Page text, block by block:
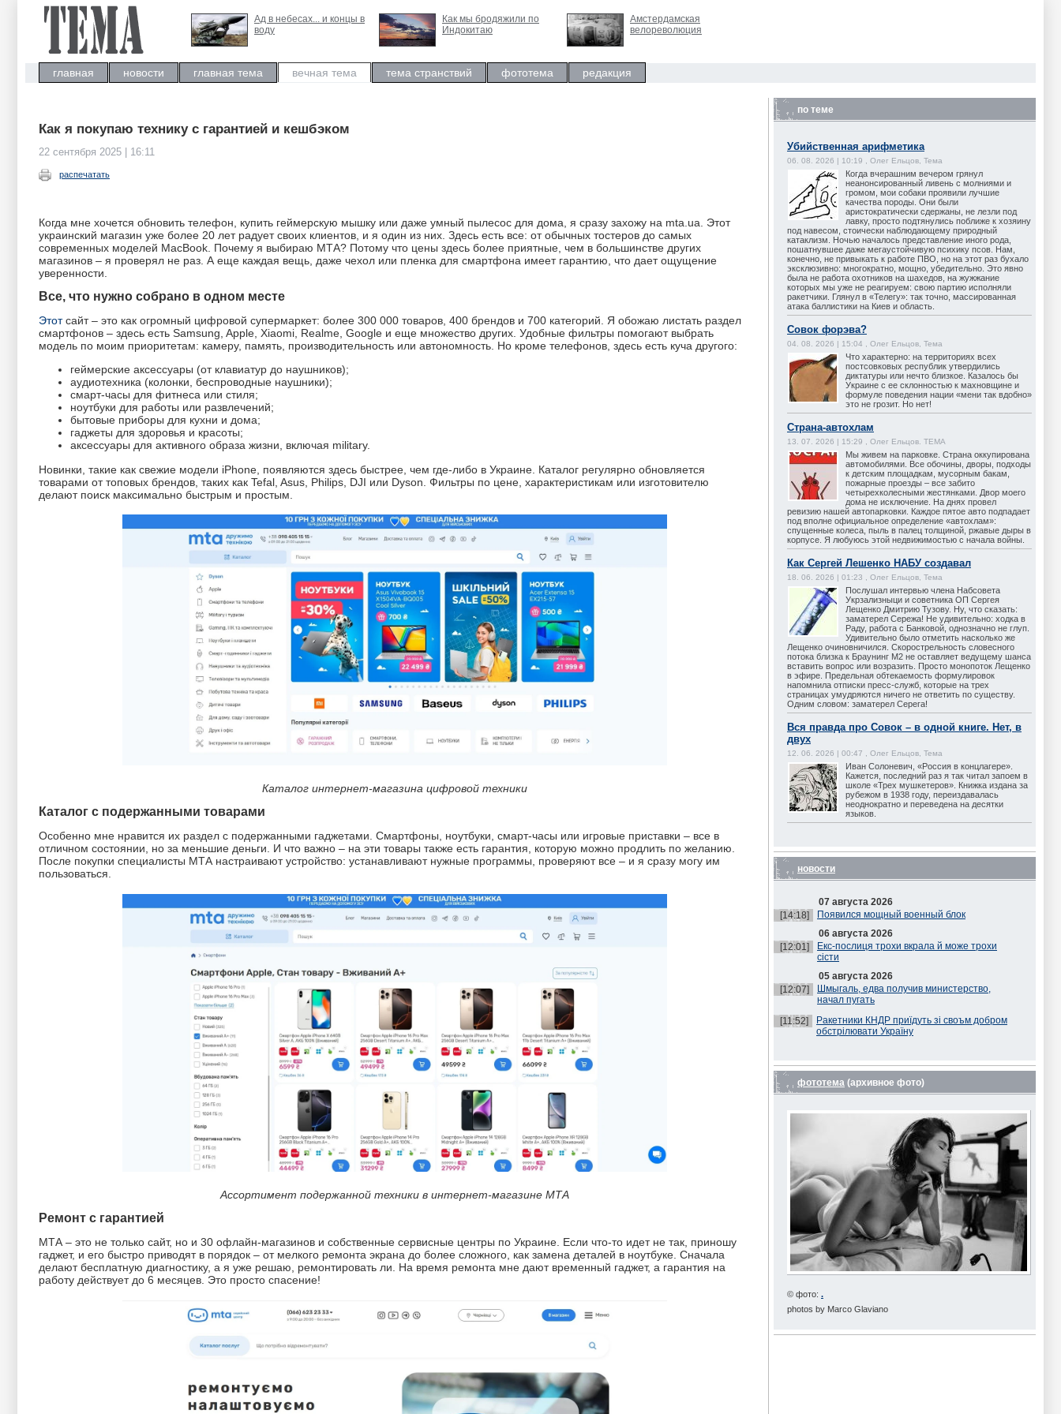
Ад в небесах... и концы в
воду
Как мы бродяжили по
Индокитаю
Амстердамская
велореволюция
главная новости главная тема вечная тема тема странствий фототема редакция
Как я покупаю технику с гарантией и кешбэком
22 сентября 2025 | 16:11
распечатать
Когда мне хочется обновить телефон, купить геймерскую мышку или даже умный пылесос для дома, я сразу захожу на mta.ua. Этот
украинский магазин уже более 20 лет радует своих клиентов, и я один из них. Здесь есть все: от обычных тостеров до самых
современных моделей MacBook. Почему я выбираю МТА? Потому что цены здесь более приятные, чем в большинстве других
магазинов – я проверял не раз. А еще каждая вещь, даже чехол или пленка для смартфона имеет гарантию, что дает ощущение
уверенности.
Все, что нужно собрано в одном месте
Этотсайт – это как огромный цифровой супермаркет: более 300 000 товаров, 400 брендов и 700 категорий. Я обожаю листать раздел
смартфонов – здесь есть Samsung, Apple, Xiaomi, Realme, Google и еще множество других. Удобные фильтры помогают выбрать
модель по моим приоритетам: камеру, память, производительность или автономность. Но кроме телефонов, здесь есть куча другого:
геймерские аксессуары (от клавиатур до наушников);
аудиотехника (колонки, беспроводные наушники);
смарт-часы для фитнеса или стиля;
ноутбуки для работы или развлечений;
бытовые приборы для кухни и дома;
гаджеты для здоровья и красоты;
аксессуары для активного образа жизни, включая military.
Новинки, такие как свежие модели iPhone, появляются здесь быстрее, чем где-либо в Украине. Каталог регулярно обновляется
товарами от топовых брендов, таких как Tefal, Asus, Philips, DJI или Dyson. Фильтры по цене, характеристикам или изготовителю
делают поиск максимально быстрым и простым.
Каталог интернет-магазина цифровой техники
Каталог с подержанными товарами
Особенно мне нравится их раздел с подержанными гаджетами. Смартфоны, ноутбуки, смарт-часы или игровые приставки – все в
отличном состоянии, но за меньшие деньги. И что важно – на эти товары также есть гарантия, которую можно продлить по желанию.
После покупки специалисты МТА настраивают устройство: устанавливают нужные программы, проверяют все – и я сразу могу им
пользоваться.
Ассортимент подержанной техники в интернет-магазине МТА
Ремонт с гарантией
МТА – это не только сайт, но и 30 офлайн-магазинов и собственные сервисные центры по Украине. Если что-то идет не так, приношу
гаджет, и его быстро приводят в порядок – от мелкого ремонта экрана до более сложного, как замена деталей в ноутбуке. Сначала
делают бесплатную диагностику, а я уже решаю, ремонтировать ли. На время ремонта мне дают временный гаджет, а гарантия на
работу действует до 6 месяцев. Это просто спасение!
по теме
Убийственная арифметика
06. 08. 2026 | 10:19 , Олег Ельцов, Тема
Когда вчерашним вечером грянул
неанонсированный ливень с молниями и
громом, мои собаки проявили лучшие
качества породы. Они были
аристократически сдержаны, не лезли под
лавку, просто подтянулись поближе к хозяину
под навесом, стоически наблюдающему природный
катаклизм. Ночью началось представление иного рода,
пошатнувшее даже мегаустойчивую психику псов. Нам,
конечно, не привыкать к работе ПВО, но на этот раз бухало
эксклюзивно: многократно, мощно, убедительно. Это явно
была не работа охотников на шахедов, на жужжание
которых мы уже не реагируем: свою партию исполняли
ракетчики. Глянул в «Телегу»: так точно, массированная
атака баллистики на Киев и область.
Совок форэва?
04. 08. 2026 | 15:04 , Олег Ельцов, Тема
Что характерно: на территориях всех
постсовковых республик утвердились
диктатуры или нечто близкое. Казалось бы
Украине с ее склонностью к махновщине и
формуле поведения нации «мени так вдобно»
это не грозит. Но нет!
Страна-автохлам
13. 07. 2026 | 15:29 , Олег Ельцов. ТЕМА
Мы живем на парковке. Страна оккупирована
автомобилями. Все обочины, дворы, подходы
к детским площадкам, мусорным бакам,
пожарные проезды – все забито
четырехколесными жестянками. Двор моего
дома не исключение. На днях провел
ревизию нашей автопарковки. Каждое пятое авто подпадает
под вполне официальное определение «автохлам»:
спущенные колеса, пыль в палец толщиной, ржавые дыры в
корпусе. Я любуюсь этой недвижимостью с начала войны.
Как Сергей Лешенко НАБУ создавал
18. 06. 2026 | 01:23 , Олег Ельцов, Тема
Послушал интервью члена Набсовета
Укрзализныци и советника ОП Сергея
Лещенко Дмитрию Тузову. Ну, что сказать:
заматерел Сережа! Не удивительно: ходка в
Раду, работа с Банковой, однозначно не глуп.
Удивительно было отметить насколько же
Лещенко очиновничился. Скорострельность словесного
потока близка к Браунинг М2 не оставляет ведущему шанса
вставить вопрос или возразить. Просто монопоток Лещенко
в эфире. Предельная обтекаемость формулировок
напомнила отписки пресс-служб, которые на трех
страницах умудряются ничего не ответить по существу.
Одним словом: заматерел Серега!
Вся правда про Совок – в одной книге. Нет, в
двух
12. 06. 2026 | 00:47 , Олег Ельцов, Тема
Иван Солоневич, «Россия в концлагере».
Кажется, последний раз я так читал запоем в
школе «Трех мушкетеров». Книжка издана за
рубежом в 1938 году, переиздавалась
неоднократно и переведена на десятки
языков.
новости
07 августа 2026
[14:18]
Появился мощный военный блок
06 августа 2026
[12:01]
Екс-послиця трохи вкрала й може трохи
сісти
05 августа 2026
[12:07]
Шмыгаль, едва получив министерство,
начал пугать
[11:52]
Ракетники КНДР приїдуть зі своъм добром
обстрілювати Україну
фототема (архивное фото)
© фото: .
photos by Marco Glaviano